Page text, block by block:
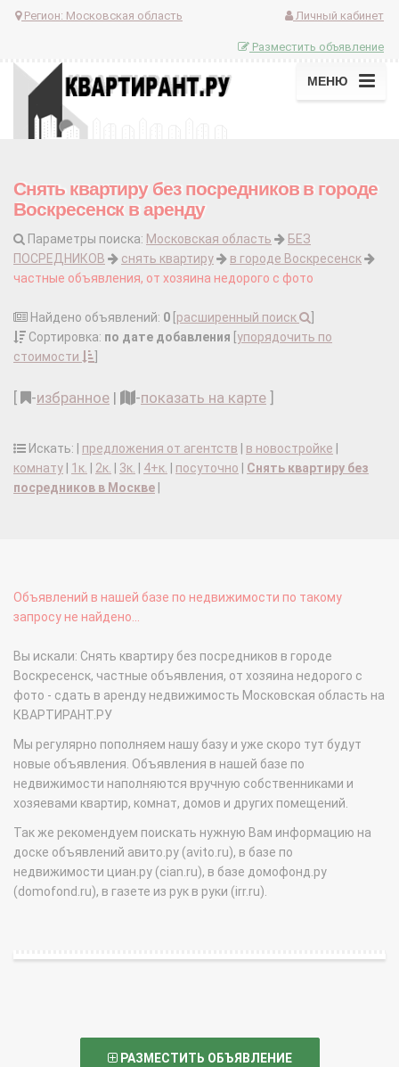
Регион: Московская область Личный кабинет
Разместить объявление
МЕНЮ
Снять квартиру без посредников в городе
Воскресенск в аренду
Параметры поиска: Московская область
БЕЗ
ПОСРЕДНИКОВ
снять квартиру
в городе Воскресенск
частные объявления, от хозяина недорого с фото
Найдено объявлений: 0 расширенный поиск
Сортировка: по дате добавления упорядочить по
стоимости
-избранное | -показать на карте
Искать: | предложения от агентств в новостройке
комнату
1к. 2к. 3к. 4+к. посуточно
Снять квартиру без
посредников в Москве
Объявлений в нашей базе по недвижимости по такому
запросу не найдено...
Вы искали: Снять квартиру без посредников в городе
Воскресенск, частные объявления, от хозяина недорого с
фото - сдать в аренду недвижимость Московская область на
КВАРТИРАНТ.РУ
Мы регулярно пополняем нашу базу и уже скоро тут будут
новые объявления. Объявления в нашей базе по
недвижимости наполняются вручную собственниками и
хозяевами квартир, комнат, домов и других помещений.
Так же рекомендуем поискать нужную Вам информацию на
доске объявлений авито.ру (avito.ru), в базе по
недвижимости циан.ру (cian.ru), в базе домофонд.ру
(domofond.ru), в газете из рук в руки (irr.ru).
РАЗМЕСТИТЬ ОБЪЯВЛЕНИЕ